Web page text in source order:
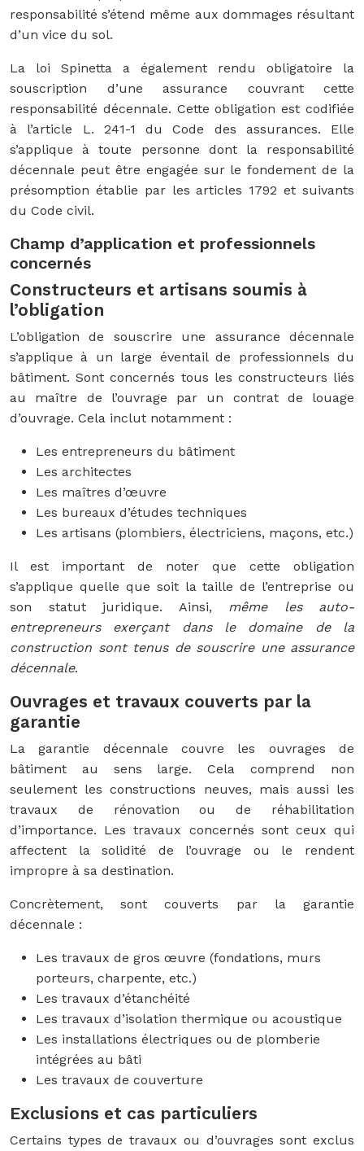
responsabilité s’étend même aux dommages résultant
d’un vice du sol.
La loi Spinetta a également rendu obligatoire la
souscription d’une assurance couvrant cette
responsabilité décennale. Cette obligation est codifiée
à l’article L. 241-1 du Code des assurances. Elle
s’applique à toute personne dont la responsabilité
décennale peut être engagée sur le fondement de la
présomption établie par les articles 1792 et suivants
du Code civil.
Champ d’application et professionnels
concernés
Constructeurs et artisans soumis à
l’obligation
L’obligation de souscrire une assurance décennale
s’applique à un large éventail de professionnels du
bâtiment. Sont concernés tous les constructeurs liés
au maître de l’ouvrage par un contrat de louage
d’ouvrage. Cela inclut notamment :
Les entrepreneurs du bâtiment
Les architectes
Les maîtres d’œuvre
Les bureaux d’études techniques
Les artisans (plombiers, électriciens, maçons, etc.)
Il est important de noter que cette obligation
s’applique quelle que soit la taille de l’entreprise ou
son statut juridique. Ainsi, même les auto-
entrepreneurs exerçant dans le domaine de la
construction sont tenus de souscrire une assurance
décennale.
Ouvrages et travaux couverts par la
garantie
La garantie décennale couvre les ouvrages de
bâtiment au sens large. Cela comprend non
seulement les constructions neuves, mais aussi les
travaux de rénovation ou de réhabilitation
d’importance. Les travaux concernés sont ceux qui
affectent la solidité de l’ouvrage ou le rendent
impropre à sa destination.
Concrètement, sont couverts par la garantie
décennale :
Les travaux de gros œuvre (fondations, murs
porteurs, charpente, etc.)
Les travaux d’étanchéité
Les travaux d’isolation thermique ou acoustique
Les installations électriques ou de plomberie
intégrées au bâti
Les travaux de couverture
Exclusions et cas particuliers
Certains types de travaux ou d’ouvrages sont exclus